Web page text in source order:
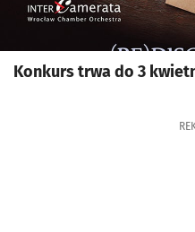
Konkurs trwa do 3